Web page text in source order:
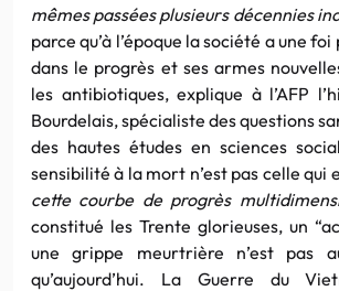
mêmes passées plusieurs décennies
parce qu’à l’époque la société a une
dans le progrès et ses armes
les antibiotiques, explique à l’AFP
Bourdelais, spécialiste des questions
des hautes études en sciences
sensibilité à la mort n’est pas celle qui
cette courbe de progrès
constitué les Trente glorieuses, un
une grippe meurtrière n’est pas
qu’aujourd’hui. La Guerre du